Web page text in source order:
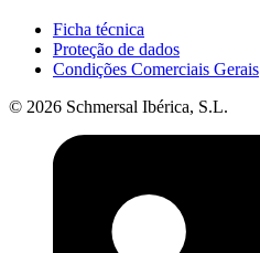
Ficha técnica
Proteção de dados
Condições Comerciais Gerais
© 2026 Schmersal Ibérica, S.L.